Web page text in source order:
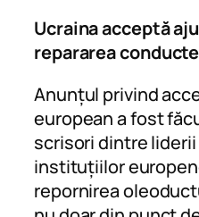
Ucraina acceptă
repararea
Anunțul privind
european a fost
scrisori dintre
instituțiilor
repornirea